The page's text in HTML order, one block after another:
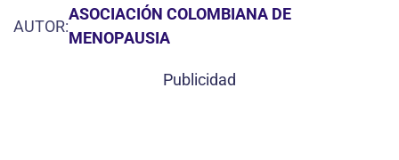
AUTOR:
ASOCIACIÓN COLOMBIANA DE
MENOPAUSIA
Publicidad